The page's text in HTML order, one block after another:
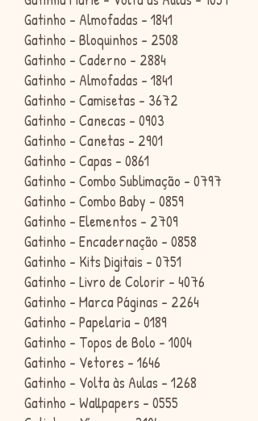
Gatinho - Almofadas - 1841
Gatinho - Bloquinhos - 2508
Gatinho - Caderno - 2884
Gatinho - Almofadas - 1841
Gatinho - Camisetas - 3672
Gatinho - Canecas - 0903
Gatinho - Canetas - 2901
Gatinho - Capas - 0861
Gatinho - Combo Sublimação - 0797
Gatinho - Combo Baby - 0859
Gatinho - Elementos - 2709
Gatinho - Encadernação - 0858
Gatinho - Kits Digitais - 0751
Gatinho - Livro de Colorir - 4076
Gatinho - Marca Páginas - 2264
Gatinho - Papelaria - 0189
Gatinho - Topos de Bolo - 1004
Gatinho - Vetores - 1646
Gatinho - Volta às Aulas - 1268
Gatinho - Wallpapers - 0555